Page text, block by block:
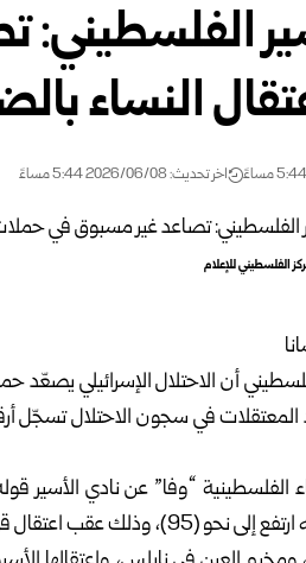
النساء
اخر تحديث: 2026/06/08 5:44 مساءً
الفلسطيني للإعلام
أن الاحتلال الإسرائيلي
المعتقلات في سجون الاحتلال تسجّل
الفلسطينية “وفا” عن نادي الأسير
ومعسكرات اعتقاله ارتفع إلى